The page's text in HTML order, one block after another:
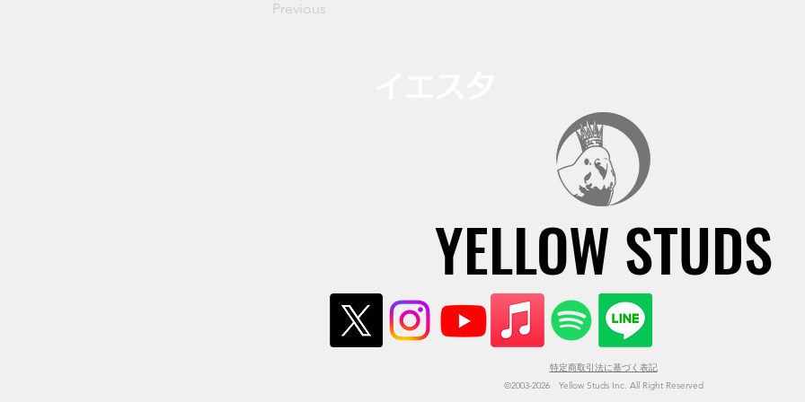
Previous
YELLOW STUDS
YELLOW STUDS
特定商取引法に基づく表記
©2003-2026 Yellow Studs Inc. All Right Reserved